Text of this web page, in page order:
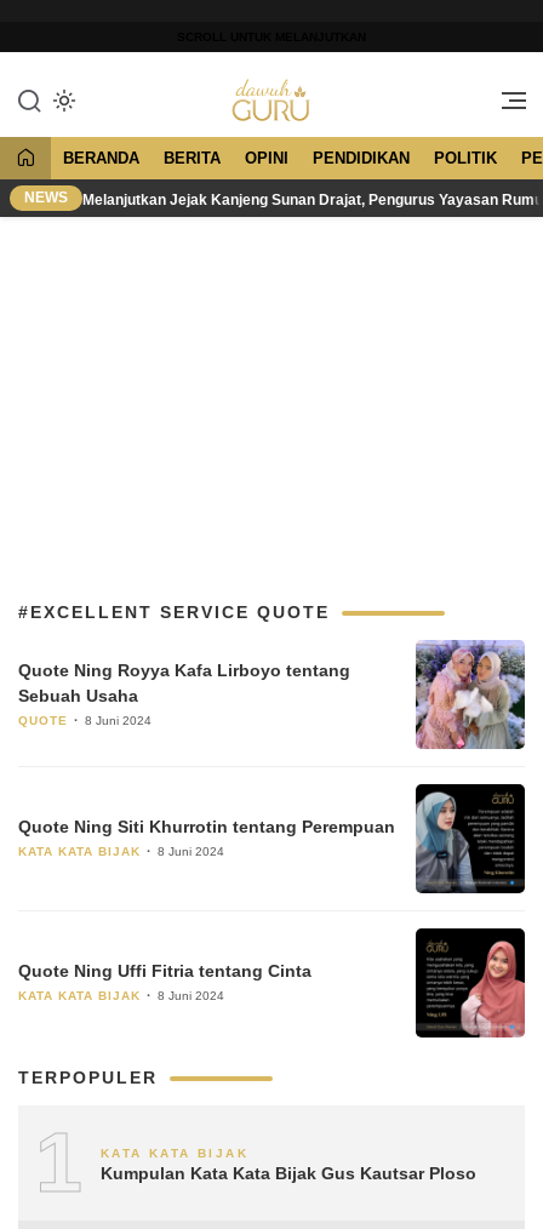
konten
Dawuh Guru
Merawat Tradisi, Membangun
BERANDA BERITA OPINI PENDIDIKAN POLITIK
NEWS Melanjutkan Jejak Kanjeng Sunan Drajat, Pengurus Yayasan
#EXCELLENT SERVICE QUOTE
Quote Ning Royya Kafa Lirboyo tentang
Sebuah Usaha
QUOTE 8 Juni 2024
Quote Ning Siti Khurrotin tentang Perempuan
KATA KATA BIJAK 8 Juni 2024
Quote Ning Uffi Fitria tentang Cinta
KATA KATA BIJAK 8 Juni 2024
TERPOPULER
1 KATA KATA BIJAK
Kumpulan Kata Kata Bijak Gus Kautsar Ploso